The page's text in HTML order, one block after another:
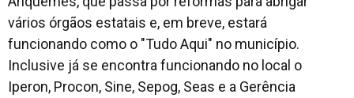
vários órgãos estatais e, em breve, estará
funcionando como o "Tudo Aqui" no município.
Inclusive já se encontra funcionando no local o
Iperon, Procon, Sine, Sepog, Seas e a Gerência